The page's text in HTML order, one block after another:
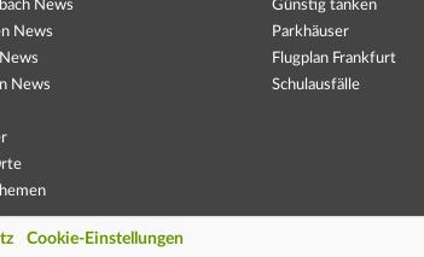
News
News
News
Günstig tanken
Parkhäuser
Flugplan Frankfurt
Schulausfälle
Cookie-Einstellungen